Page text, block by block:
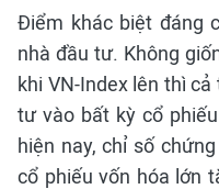
Điểm khác biệt đáng
nhà đầu tư. Không
khi VN-Index lên thì
tư vào bất kỳ cổ
hiện nay, chỉ số
cổ phiếu vốn hóa lớn